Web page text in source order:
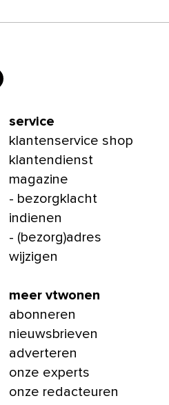
service
klantenservice shop
klantendienst
magazine
- bezorgklacht
indienen
- (bezorg)adres
wijzigen
meer vtwonen
abonneren
nieuwsbrieven
adverteren
onze experts
onze redacteuren